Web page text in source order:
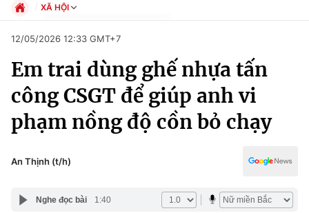
Chuyên mục
Chính trị
XÃ HỘI
Xã hội
Pháp luật
Thể thao
Truyền hình
Văn hóa - Giải trí
Giáo dục
12/05/2026 12:33 GMT+7
Em trai dùng ghế nhựa tấn
công CSGT để giúp anh vi
phạm nồng độ cồn bỏ chạy
An Thịnh (t/h)
Nghe đọc bài 1:40